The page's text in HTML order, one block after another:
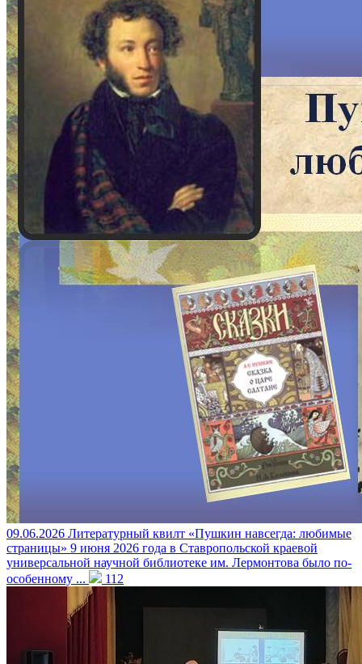
09.06.2026 Литературный квилт «Пушкин навсегда: любимые
страницы» 9 июня 2026 года в Ставропольской краевой
универсальной научной библиотеке им. Лермонтова было по-
особенному ...
112